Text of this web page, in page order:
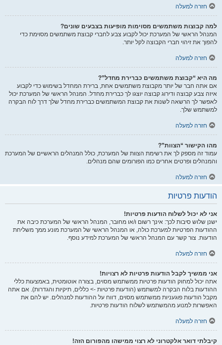
חזרה למעלה
למה קבוצות משתמשים מסוימות מופיעות בצבעים שונים?
המנהל הראשי של המערכת יכול לקבוע צבע לחברי קבוצת משתמשים מסוימת כדי
להפוך את זיהוי חברי הקבוצה לקל יותר.
חזרה למעלה
מה היא “קבוצת משתמשים כברירת מחדל”?
אם אתה חבר של יותר מקבוצת משתמשים אחת, ברירת המחדל בשימוש כדי לקבוע
איזה צבע קבוצה ודירוג קבוצה יוצגו לך כברירת מחדל. המנהל הראשי של המערכת יכול
לאפשר לך הרשאה לשנות את קבוצת המשתמשים כברירת מחדל שלך דרך לוח הבקרה
למשתמש שלך.
חזרה למעלה
מהו הקישור “הצוות”?
עמוד זה מספק לך את רשימת הצוות של המערכת, כולל המנהלים הראשיים של המערכת
והמנהלים ופרטים אחרים כמו הפורומים שהם מנהלים.
חזרה למעלה
הודעות פרטיות
אני לא יכול לשלוח הודעות פרטיות!
ישנן שלוש סיבות לכך: אינך רשום ו/או מחובר, המנהל הראשי של המערכת כיבה את
ההודעות הפרטיות למערכת כולה, או המנהל הראשי של המערכת מונע ממך משליחת
הודעות. צור קשר עם המנהל הראשי של המערכת למידע נוסף.
חזרה למעלה
אני ממשיך לקבל הודעות פרטיות לא רצויות!
אתה יכול למחוק הודעות פרטיות ממשתמש מסוים, בצורה אוטומטית, באמצעות כללי
ההודעות בלוח הבקרה למשתמש (הודעות פרטיות -> כללים, תיקיות והגדרות). אם אתה
מקבל הודעות פוגעניות ממשתמש מסוים, דווח על ההודעות למנהלים. יש להם את
האפשרות למנוע מהמשתמש לשלוח הודעות פרטיות.
חזרה למעלה
קיבלתי דואר אלקטרוני לא רצוי ממישהו מהפורום הזה!